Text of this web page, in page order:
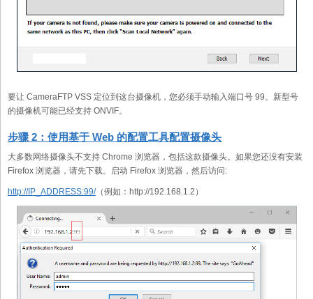
要让 CameraFTP VSS 定位到这台摄像机，您必须手动输入端口号 99。新型号
的摄像机可能已经支持 ONVIF。
步骤 2：使用基于 Web 的配置工具配置摄像头
大多数网络摄像头不支持 Chrome 浏览器，包括这款摄像头。如果您还没有安装
Firefox 浏览器，请先下载。启动 Firefox 浏览器，然后访问:
http://IP_ADDRESS:99/（例如：http://192.168.1.2）